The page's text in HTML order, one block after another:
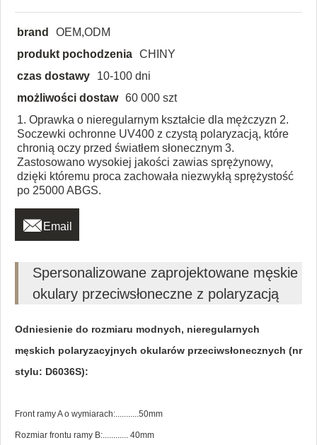
brand
OEM,ODM
produkt pochodzenia CHINY
czas dostawy
10-100 dni
możliwości dostaw 60 000 szt
1. Oprawka o nieregularnym kształcie dla mężczyzn 2.
Soczewki ochronne UV400 z czystą polaryzacją, które
chronią oczy przed światłem słonecznym 3.
Zastosowano wysokiej jakości zawias sprężynowy,
dzięki któremu proca zachowała niezwykłą sprężystość
po 25000 ABGS.
 Email
Spersonalizowane zaprojektowane męskie
okulary przeciwsłoneczne z polaryzacją
Odniesienie do rozmiaru modnych, nieregularnych
męskich polaryzacyjnych okularów przeciwsłonecznych (nr
stylu: D6036S):
Front ramy A o wymiarach:...........50mm
Rozmiar frontu ramy B:............ 40mm